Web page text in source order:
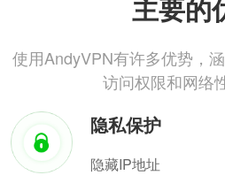
主要的
使用AndyVPN有许多优势，
访问权限和网络
隐私保护
隐藏IP地址